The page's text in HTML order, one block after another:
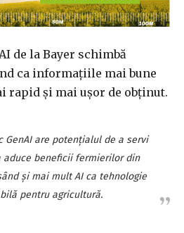
de la Bayer schimbă
ca informațiile mai bune
rapid și mai ușor de obținut.
GenAI are potențialul de a servi
aduce beneficii fermierilor din
și mai mult AI ca tehnologie
pentru agricultură.